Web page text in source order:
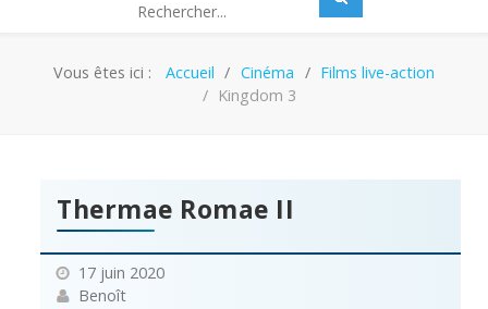
Vous êtes ici : Accueil Cinéma
Films live-action
Kingdom 3
Thermae Romae II
17 juin 2020
Benoît